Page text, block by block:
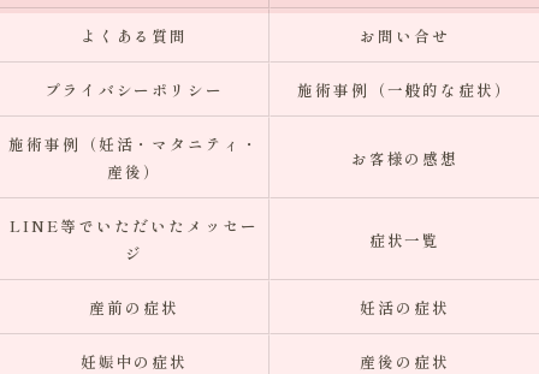
よくある質問 お問い合せ
プライバシーポリシー 施術事例（一般的な症状）
施術事例（妊活・マタニティ・
産後）
お客様の感想
LINE等でいただいたメッセー
ジ
症状一覧
産前の症状 妊活の症状
妊娠中の症状 産後の症状